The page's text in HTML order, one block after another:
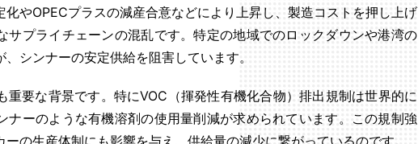
やOPECプラスの減産合意などにより上昇し、製造コストを押し上げ
サプライチェーンの混乱です。特定の地域でのロックダウンや港湾の
シンナーの安定供給を阻害しています。
重要な背景です。特にVOC（揮発性有機化合物）排出規制は世界的に
ナーのような有機溶剤の使用量削減が求められています。この規制強
の生産体制にも影響を与え、供給量の減少に繋がっているのです。